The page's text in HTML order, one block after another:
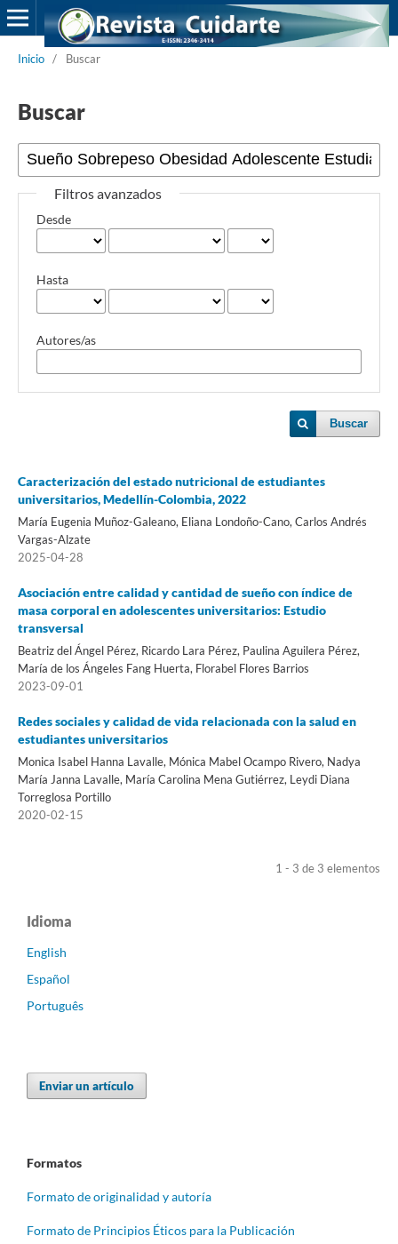
Inicio / Buscar
Buscar
Filtros avanzados
Desde
Hasta
Autores/as
Buscar
Caracterización del estado nutricional de estudiantes
universitarios, Medellín-Colombia, 2022
María Eugenia Muñoz-Galeano, Eliana Londoño-Cano, Carlos Andrés
Vargas-Alzate
2025-04-28
Asociación entre calidad y cantidad de sueño con índice de
masa corporal en adolescentes universitarios: Estudio
transversal
Beatriz del Ángel Pérez, Ricardo Lara Pérez, Paulina Aguilera Pérez,
María de los Ángeles Fang Huerta, Florabel Flores Barrios
2023-09-01
Redes sociales y calidad de vida relacionada con la salud en
estudiantes universitarios
Monica Isabel Hanna Lavalle, Mónica Mabel Ocampo Rivero, Nadya
María Janna Lavalle, María Carolina Mena Gutiérrez, Leydi Diana
Torreglosa Portillo
2020-02-15
1 - 3 de 3 elementos
Idioma
English
Español
Português
Enviar un artículo
Formatos
Formato de originalidad y autoría
Formato de Principios Éticos para la Publicación